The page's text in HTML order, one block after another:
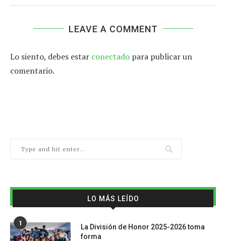
LEAVE A COMMENT
Lo siento, debes estar conectado para publicar un
comentario.
LO MÁS LEÍDO
1
La División de Honor 2025-2026 toma
forma